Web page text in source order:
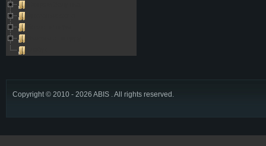
Copyright © 2010 - 2026 ABIS . All rights reserved.